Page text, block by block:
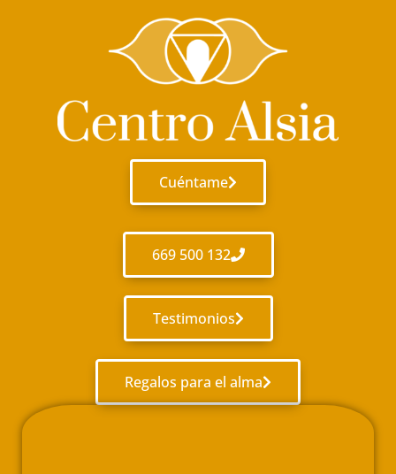
Cuéntame
669 500 132
Testimonios
Regalos para el alma